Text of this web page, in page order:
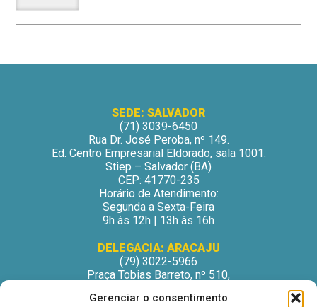
Gerenciar o consentimento
SEDE: SALVADOR
(71) 3039-6450
Rua Dr. José Peroba, nº 149.
Ed. Centro Empresarial Eldorado, sala 1001.
Stiep – Salvador (BA)
CEP: 41770-235
Horário de Atendimento:
Segunda a Sexta-Feira
9h às 12h | 13h às 16h
DELEGACIA: ARACAJU
(79) 3022-5966
Praça Tobias Barreto, nº 510,
São José – Aracaju/SE